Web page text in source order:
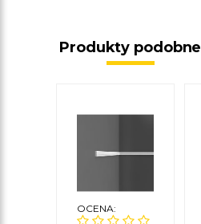
Produkty podobne
OCENA: